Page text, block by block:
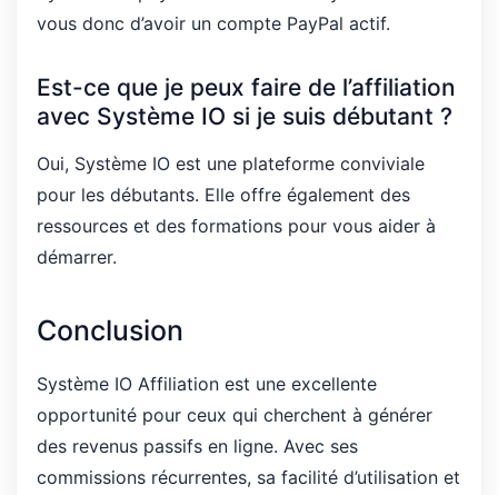
vous donc d’avoir un compte PayPal actif.
Est-ce que je peux faire de l’affiliation
avec Système IO si je suis débutant ?
Oui, Système IO est une plateforme conviviale
pour les débutants. Elle offre également des
ressources et des formations pour vous aider à
démarrer.
Conclusion
Système IO Affiliation est une excellente
opportunité pour ceux qui cherchent à générer
des revenus passifs en ligne. Avec ses
commissions récurrentes, sa facilité d’utilisation et